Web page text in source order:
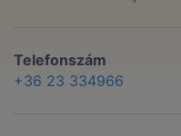
Telefonszám
+36 23 334966